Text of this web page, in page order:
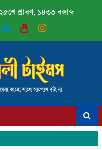
শ্রাবণ, ১৪৩৩ বঙ্গাব্দ